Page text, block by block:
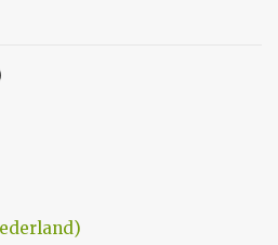
弄掌心的談判…這倒底是怎麼樣風格
主角三兄弟與媽媽的鬥嘴，這不應該
劇我第一個哭點和男女主角無關，而
開，之後對他微笑的那場戲。然後
這編劇藥下的好猛，同一集還不肯
收的漂亮 - 這麼棒的劇才第四集，
期待上演的時間。 還加了Prison
，目前與大家推薦的是Urban VPN